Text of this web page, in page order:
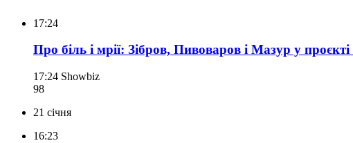
17:24
Про біль і мрії: Зібров, Пивоваров і Мазур у
17:24 Showbiz
98
21 січня
16:23